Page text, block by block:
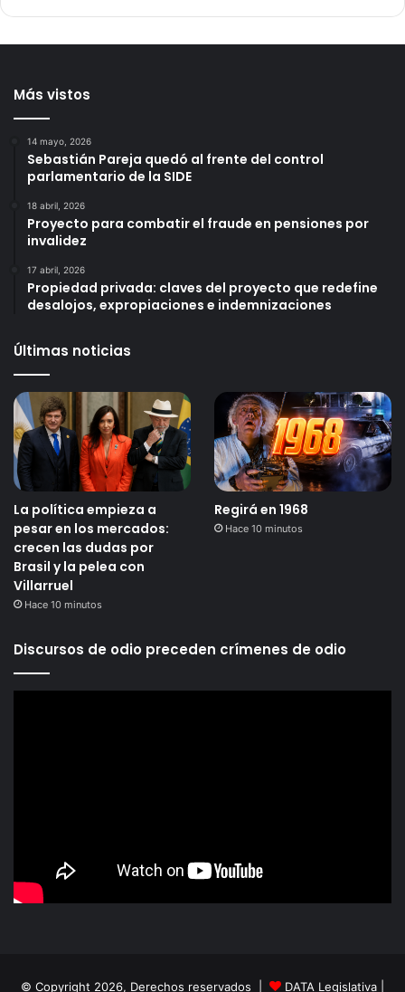
Más vistos
14 mayo, 2026
Sebastián Pareja quedó al frente del control
parlamentario de la SIDE
18 abril, 2026
Proyecto para combatir el fraude en pensiones por
invalidez
17 abril, 2026
Propiedad privada: claves del proyecto que redefine
desalojos, expropiaciones e indemnizaciones
Últimas noticias
La política empieza a
pesar en los mercados:
crecen las dudas por
Brasil y la pelea con
Villarruel
Hace 10 minutos
Regirá en 1968
Hace 10 minutos
Discursos de odio preceden crímenes de odio
© Copyright 2026, Derechos reservados | DATA Legislativa